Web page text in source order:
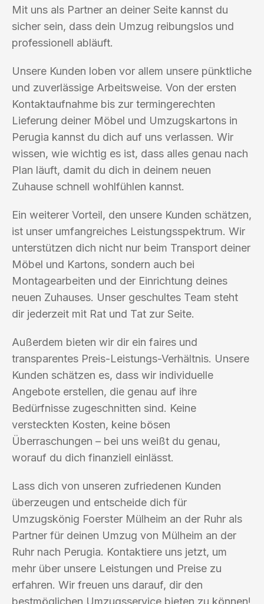
Mit uns als Partner an deiner Seite kannst du
sicher sein, dass dein Umzug reibungslos und
professionell abläuft.
Unsere Kunden loben vor allem unsere pünktliche
und zuverlässige Arbeitsweise. Von der ersten
Kontaktaufnahme bis zur termingerechten
Lieferung deiner Möbel und Umzugskartons in
Perugia kannst du dich auf uns verlassen. Wir
wissen, wie wichtig es ist, dass alles genau nach
Plan läuft, damit du dich in deinem neuen
Zuhause schnell wohlfühlen kannst.
Ein weiterer Vorteil, den unsere Kunden schätzen,
ist unser umfangreiches Leistungsspektrum. Wir
unterstützen dich nicht nur beim Transport deiner
Möbel und Kartons, sondern auch bei
Montagearbeiten und der Einrichtung deines
neuen Zuhauses. Unser geschultes Team steht
dir jederzeit mit Rat und Tat zur Seite.
Außerdem bieten wir dir ein faires und
transparentes Preis-Leistungs-Verhältnis. Unsere
Kunden schätzen es, dass wir individuelle
Angebote erstellen, die genau auf ihre
Bedürfnisse zugeschnitten sind. Keine
versteckten Kosten, keine bösen
Überraschungen – bei uns weißt du genau,
worauf du dich finanziell einlässt.
Lass dich von unseren zufriedenen Kunden
überzeugen und entscheide dich für
Umzugskönig Foerster Mülheim an der Ruhr als
Partner für deinen Umzug von Mülheim an der
Ruhr nach Perugia. Kontaktiere uns jetzt, um
mehr über unsere Leistungen und Preise zu
erfahren. Wir freuen uns darauf, dir den
bestmöglichen Umzugsservice bieten zu können!